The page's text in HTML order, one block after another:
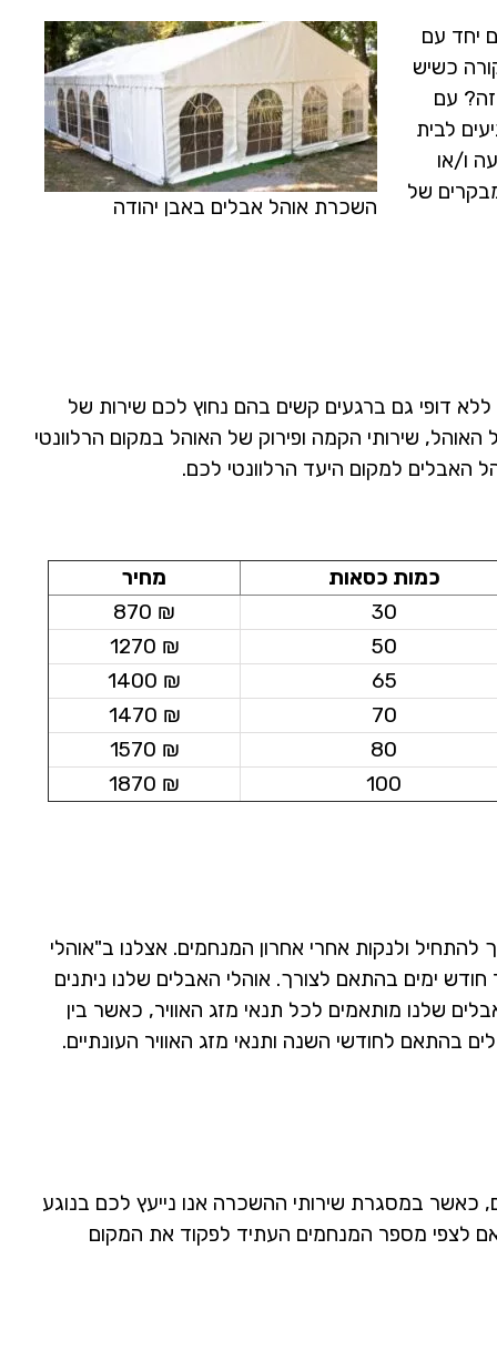
השכרת אוהל אבלים באבן יהודה
יחד עם
כשיש
עם
לבית
ו/או
של
דופי גם ברגעים קשים בהם נחוץ לכם שירות של
האוהל, שירותי הקמה ופירוק של האוהל במקום הרלוונטי
האבלים למקום היעד הרלוונטי לכם.
כמות כסאות
מחיר
30
₪ 870
50
₪ 1270
65
₪ 1400
70
₪ 1470
80
₪ 1570
100
₪ 1870
ולנקות אחרי אחרון המנחמים. אצלנו ב"אוהלי
ימים בהתאם לצורך. אוהלי האבלים שלנו ניתנים
שלנו מותאמים לכל תנאי מזג האוויר, כאשר בין
בהתאם לחודשי השנה ותנאי מזג האוויר העונתיים.
כאשר במסגרת שירותי ההשכרה אנו נייעץ לכם בנוגע
לצפי מספר המנחמים העתיד לפקוד את המקום